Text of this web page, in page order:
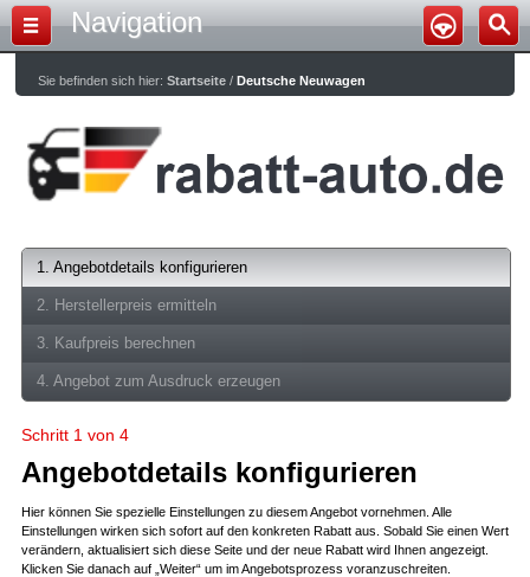
Navigation
Sie befinden sich hier:Startseite /Deutsche Neuwagen
1. Angebotdetails konfigurieren
2. Herstellerpreis ermitteln
3. Kaufpreis berechnen
4. Angebot zum Ausdruck erzeugen
Schritt 1 von 4
Angebotdetails konfigurieren
Hier können Sie spezielle Einstellungen zu diesem Angebot vornehmen. Alle
Einstellungen wirken sich sofort auf den konkreten Rabatt aus. Sobald Sie einen Wert
verändern, aktualisiert sich diese Seite und der neue Rabatt wird Ihnen angezeigt.
Klicken Sie danach auf „Weiter“ um im Angebotsprozess voranzuschreiten.